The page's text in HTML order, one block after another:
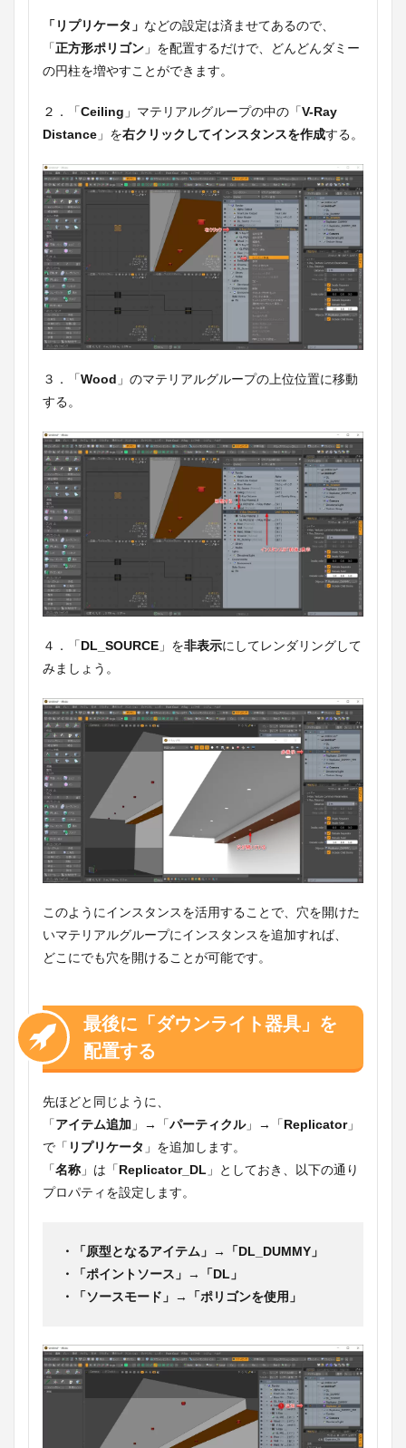
「リプリケータ」 などの設定は済ませてあるので、
「正方形ポリゴン 」を配置するだけで、どんどんダミー
の円柱を増やすことができます。
２．「Ceiling 」マテリアルグループの中の「V-Ray
Distance 」を右クリックしてインスタンスを作成する。
３．「Wood 」のマテリアルグループの上位位置に移動
する。
４．「DL_SOURCE 」を非表示にしてレンダリングして
みましょう。
このようにインスタンスを活用することで、穴を開けた
いマテリアルグループにインスタンスを追加すれば、
どこにでも穴を開けることが可能です。
最後に「ダウンライト器具」を
配置する
先ほどと同じように、
「アイテム追加 」→「パーティクル」→「Replicator」
で「 リプリケータ 」を追加します。
「名称 」は「Replicator_DL 」としておき、以下の通り
プロパティを設定します。
・「原型となるアイテム」 →
「DL_DUMMY」
・「ポイントソース」 →
「DL」
・「ソースモード」 → 「ポリゴンを使用」